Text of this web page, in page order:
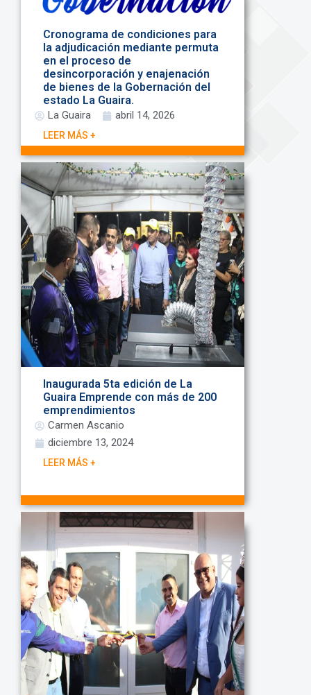
Cronograma de condiciones para
la adjudicación mediante permuta
en el proceso de
desincorporación y enajenación
de bienes de la Gobernación del
estado La Guaira.
La Guaira abril 14, 2026
LEER MÁS +
Inaugurada 5ta edición de La
Guaira Emprende con más de 200
emprendimientos
Carmen Ascanio
diciembre 13, 2024
LEER MÁS +